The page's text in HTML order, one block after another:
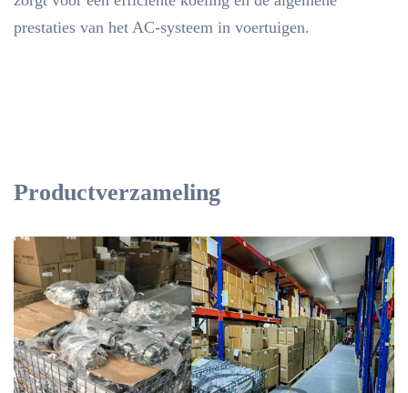
prestaties van het AC-systeem in voertuigen.
Productverzameling